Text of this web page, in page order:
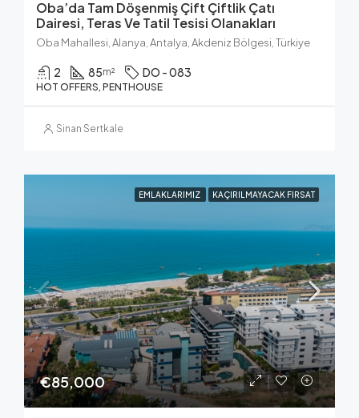
Oba’da Tam Döşenmiş Çift Çiftlik Çatı
Dairesi, Teras Ve Tatil Tesisi Olanakları
Oba Mahallesi, Alanya, Antalya, Akdeniz Bölgesi, Türkiye
2 85m² DO - 083
HOT OFFERS, PENTHOUSE
Sinan Sertkale
EMLAKLARIMIZ KAÇIRILMAYACAK FIRSAT
€85,000